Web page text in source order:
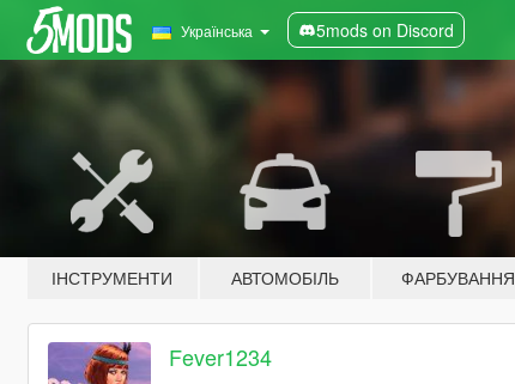
Українська 5mods on Discord
ІНСТРУМЕНТИ АВТОМОБІЛЬ ФАРБУВАННЯ
Fever1234